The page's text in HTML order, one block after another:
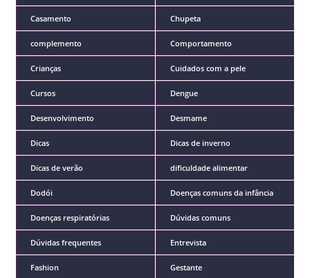
Casamento Chupeta
complemento Comportamento
Crianças Cuidados com a pele
Cursos Dengue
Desenvolvimento Desmame
Dicas Dicas de inverno
Dicas de verão dificuldade alimentar
Dodói Doenças comuns da infância
Doenças respiratórias Dúvidas comuns
Dúvidas frequentes Entrevista
Fashion Gestante